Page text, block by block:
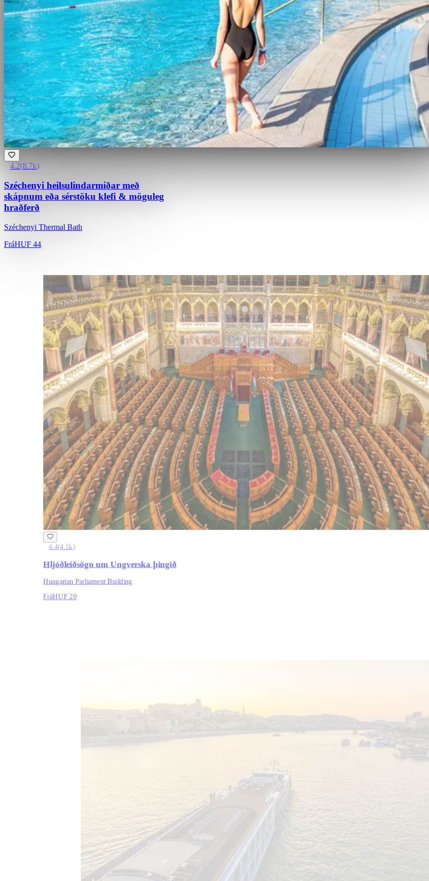
4.2(8.7k)
Széchenyi heilsulindarmiðar með
skápnum eða sérstöku klefi & möguleg
hraðferð
Széchenyi Thermal Bath
FráHUF 44
4.4(4.1k)
Hljóðleiðsögn um Ungverska þingið
Hungarian Parliament Building
FráHUF 20